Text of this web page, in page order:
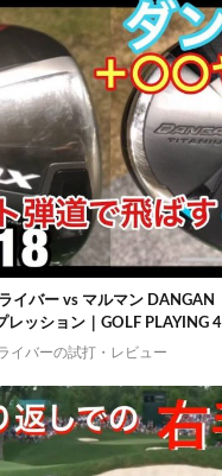
イバー vs マルマン DANGAN
レッション｜GOLF PLAYING 4
イバーの試打・レビュー